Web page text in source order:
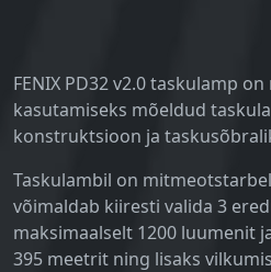
FENIX PD32 v2.0 taskulamp
kasutamiseks mõeldud
konstruktsioon ja
Taskulambil on
võimaldab kiiresti valida 3
maksimaalselt 1200 luumenit
395 meetrit ning lisaks